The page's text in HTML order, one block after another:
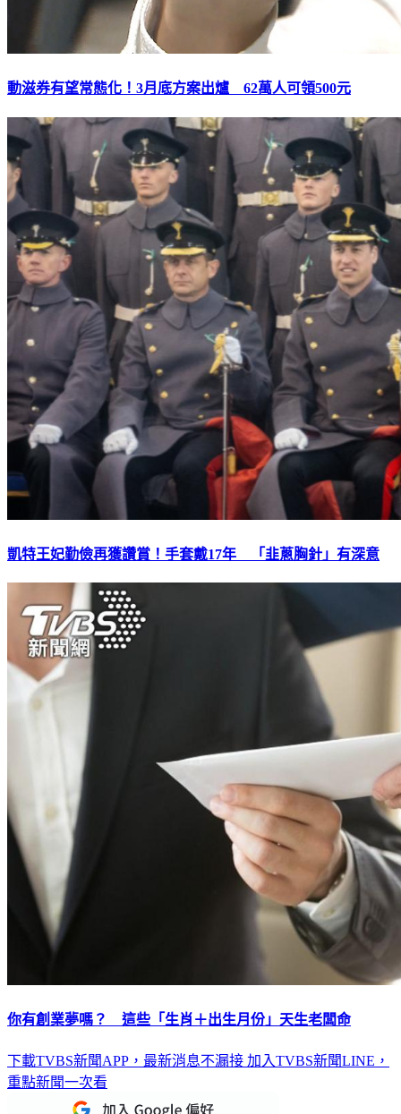
動滋券有望常態化！3月底方案出爐 62萬人可領500元
凱特王妃勤儉再獲讚賞！手套戴17年 「韭蔥胸針」有深意
你有創業夢嗎？ 這些「生肖＋出生月份」天生老闆命
下載TVBS新聞APP，最新消息不漏接 加入TVBS新聞LINE，
重點新聞一次看